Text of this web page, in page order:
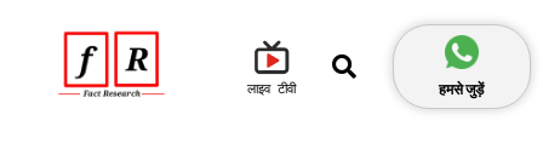
लाइव टीवी हमसे जुड़ें